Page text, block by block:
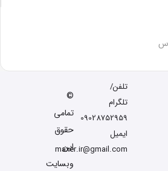
تلفن/
تلگرام
09028752959
ایمیل
maxer.ir@gmail.com
©
تمامی
حقوق
این
وبسایت